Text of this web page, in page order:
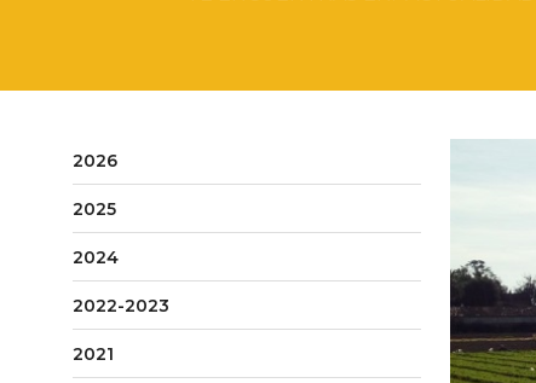
2026
2025
2024
2022-2023
2021